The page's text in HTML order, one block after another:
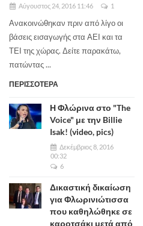
Αύγουστος 24, 2016 11:46 1
Ανακοινώθηκαν πριν από λίγο οι
βάσεις εισαγωγής στα ΑΕΙ και τα
ΤΕΙ της χώρας. Δείτε παρακάτω,
πατώντας ...
ΠΕΡΙΣΣΟΤΕΡΑ
Η Φλώρινα στο "The
Voice" με την Billie
Isak! (video, pics)
Δεκέμβριος 8, 2016
00:32
6
Δικαστική δικαίωση
για Φλωρινιώτισσα
που καθηλώθηκε σε
καροτσάκι μετά από